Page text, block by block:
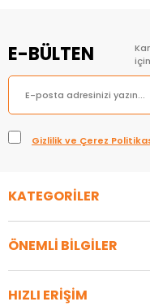
E-BÜLTEN
Gizlilik ve Çerez
KATEGORİLER
ÖNEMLİ BİLGİLER
HIZLI ERİŞİM